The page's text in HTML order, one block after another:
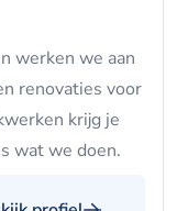
werken we aan
renovaties voor
krijg je
wat we doen.